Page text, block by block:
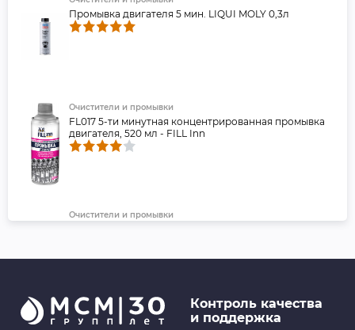
Промывка двигателя 5 мин. LIQUI MOLY 0,3л
Очистители и промывки
FL017 5-ти минутная концентрированная промывка
двигателя, 520 мл - FILL Inn
Очистители и промывки
Детали подвески и рулевого управления
Контроль качества
и поддержка